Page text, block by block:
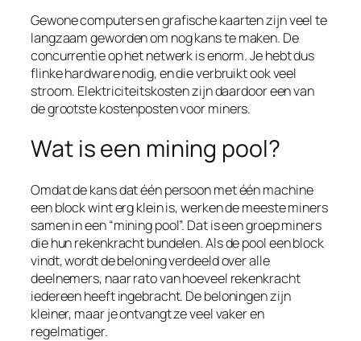
Gewone computers en grafische kaarten zijn veel te
langzaam geworden om nog kans te maken. De
concurrentie op het netwerk is enorm. Je hebt dus
flinke hardware nodig, en die verbruikt ook veel
stroom. Elektriciteitskosten zijn daardoor een van
de grootste kostenposten voor miners.
Wat is een mining pool?
Omdat de kans dat één persoon met één machine
een block wint erg klein is, werken de meeste miners
samen in een “mining pool”. Dat is een groep miners
die hun rekenkracht bundelen. Als de pool een block
vindt, wordt de beloning verdeeld over alle
deelnemers, naar rato van hoeveel rekenkracht
iedereen heeft ingebracht. De beloningen zijn
kleiner, maar je ontvangt ze veel vaker en
regelmatiger.